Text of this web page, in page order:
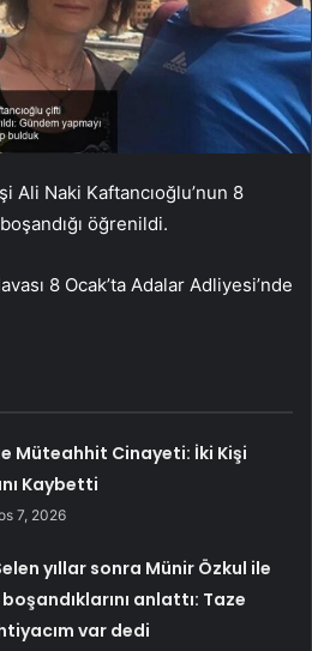
Ali Naki Kaftancıoğlu’nun 8
öğrenildi.
8 Ocak’ta Adalar Adliyesi’nde
Müteahhit Cinayeti: İki Kişi
Kaybetti
7, 2026
yıllar sonra Münir Özkul ile
anlattı: Taze
var dedi